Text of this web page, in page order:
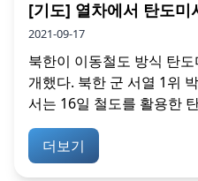
[기도] 열차에서 탄도미
2021-09-17
북한이 이동철도 방식 탄
개했다. 북한 군 서열 1위
서는 16일 철도를 활용한
더보기